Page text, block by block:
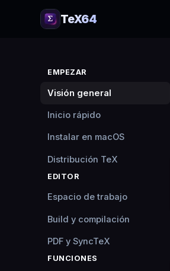
TeX64
EMPEZAR
Visión general
Inicio rápido
Instalar en macOS
Distribución TeX
EDITOR
Espacio de trabajo
Build y compilación
PDF y SyncTeX
FUNCIONES